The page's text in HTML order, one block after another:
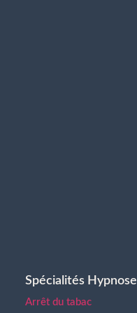
Spécialités Hypnose
Arrêt du tabac